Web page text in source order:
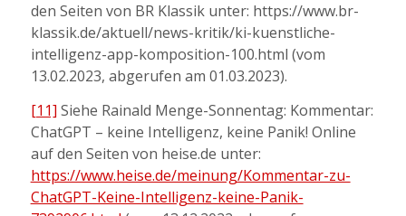
den Seiten von BR Klassik unter: https://www.br-
klassik.de/aktuell/news-kritik/ki-kuenstliche-
intelligenz-app-komposition-100.html (vom
13.02.2023, abgerufen am 01.03.2023).
[11] Siehe Rainald Menge-Sonnentag: Kommentar:
ChatGPT – keine Intelligenz, keine Panik! Online
auf den Seiten von heise.de unter:
https://www.heise.de/meinung/Kommentar-zu-
ChatGPT-Keine-Intelligenz-keine-Panik-